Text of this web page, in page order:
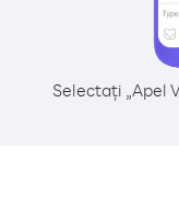
Selectați „Apel